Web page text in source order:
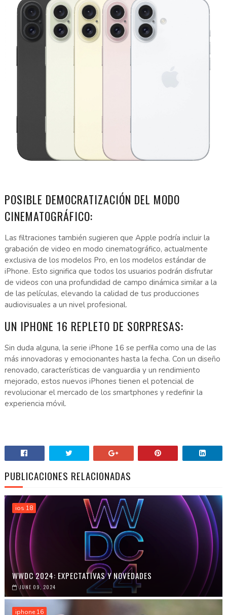
POSIBLE DEMOCRATIZACIÓN DEL MODO
CINEMATOGRÁFICO:
Las filtraciones también sugieren que Apple podría incluir la
grabación de video en modo cinematográfico, actualmente
exclusiva de los modelos Pro, en los modelos estándar de
iPhone. Esto significa que todos los usuarios podrán disfrutar
de videos con una profundidad de campo dinámica similar a la
de las películas, elevando la calidad de tus producciones
audiovisuales a un nivel profesional.
UN IPHONE 16 REPLETO DE SORPRESAS:
Sin duda alguna, la serie iPhone 16 se perfila como una de las
más innovadoras y emocionantes hasta la fecha. Con un diseño
renovado, características de vanguardia y un rendimiento
mejorado, estos nuevos iPhones tienen el potencial de
revolucionar el mercado de los smartphones y redefinir la
experiencia móvil.
PUBLICACIONES RELACIONADAS
ios 18
WWDC 2024: EXPECTATIVAS Y NOVEDADES
JUNE 09, 2024
iphone 16